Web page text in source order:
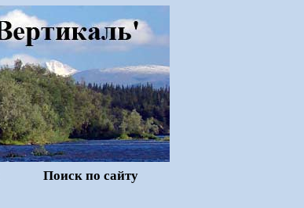
Поиск по сайту